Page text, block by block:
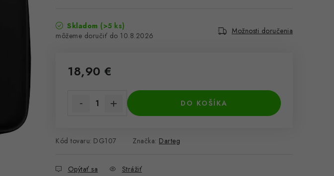
Skladom (>5 ks)
10.8.2026
Možnosti doručenia
18,90 €
DO KOŠÍKA
Kód tovaru: DG107 Značka: Darteg
Opýtať sa Strážiť